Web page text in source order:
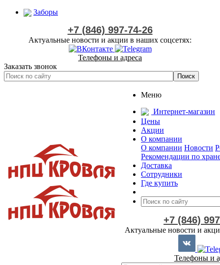
Заборы
+7 (846) 997-74-26
Актуальные новости и акции в наших соцсетях:
Телефоны и адреса
Заказать звонок
Меню
Интернет-магазин
Цены
Акции
О компании
О компании Новости
Рекомендации по
Доставка
Сотрудники
Где купить
+7 (846)
Актуальные новости и
Телефоны и